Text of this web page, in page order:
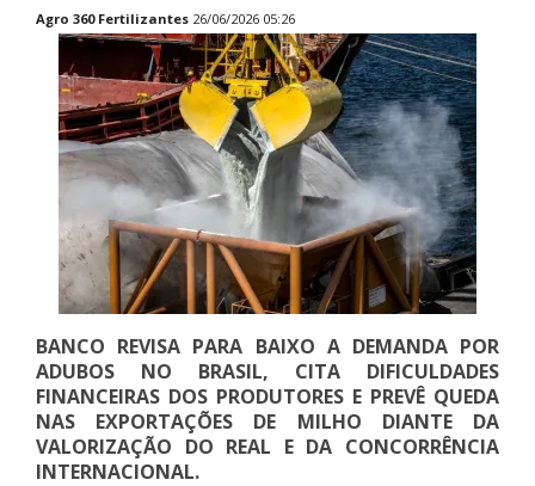
Agro 360 Fertilizantes 26/06/2026 05:26
BANCO REVISA PARA BAIXO A DEMANDA POR
ADUBOS NO BRASIL, CITA DIFICULDADES
FINANCEIRAS DOS PRODUTORES E PREVÊ QUEDA
NAS EXPORTAÇÕES DE MILHO DIANTE DA
VALORIZAÇÃO DO REAL E DA CONCORRÊNCIA
INTERNACIONAL.